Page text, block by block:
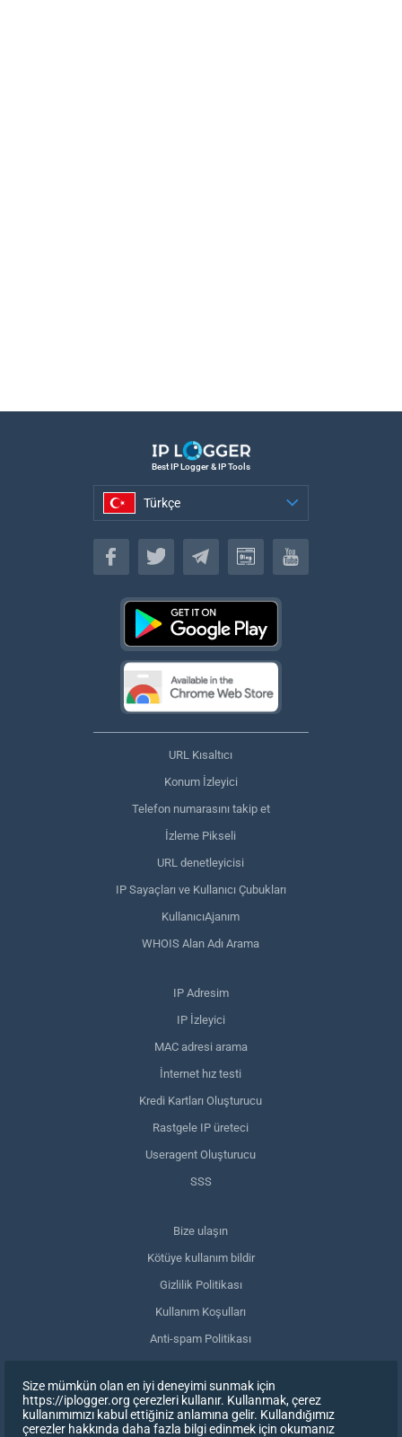
Best IP Logger & IP Tools
Türkçe
Türkçe
URL Kısaltıcı
Konum İzleyici
Telefon numarasını takip et
İzleme Pikseli
URL denetleyicisi
IP Sayaçları ve Kullanıcı Çubukları
KullanıcıAjanım
WHOIS Alan Adı Arama
IP Adresim
IP İzleyici
MAC adresi arama
İnternet hız testi
Kredi Kartları Oluşturucu
Rastgele IP üreteci
Useragent Oluşturucu
SSS
Bize ulaşın
Kötüye kullanım bildir
Gizlilik Politikası
Kullanım Koşulları
Anti-spam Politikası
Verilerimi sil
Onayınızı geri çekin
Size mümkün olan en iyi deneyimi sunmak için
https://iplogger.org çerezleri kullanır. Kullanmak, çerez
kullanımımızı kabul ettiğiniz anlamına gelir. Kullandığımız
çerezler hakkında daha fazla bilgi edinmek için okumanız